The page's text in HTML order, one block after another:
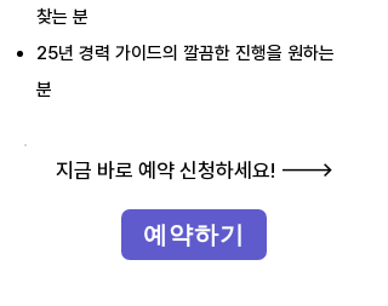
찾는 분
25년 경력 가이드의 깔끔한 진행을 원하는
분
지금 바로 예약 신청하세요! --->
예약하기